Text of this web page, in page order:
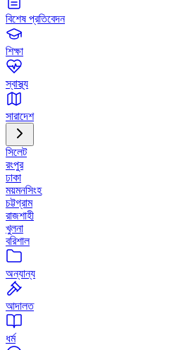
বিশেষ প্রতিবেদন
শিক্ষা
স্বাস্থ্য
সারাদেশ
সিলেট
রংপুর
ঢাকা
ময়মনসিংহ
চট্টগ্রাম
রাজশাহী
খুলনা
বরিশাল
অন্যান্য
আদালত
ধর্ম